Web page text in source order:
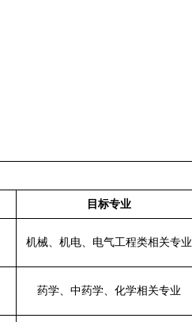
目标专业
机械、机电、电气工程类相关专业
药学、中药学、化学相关专业